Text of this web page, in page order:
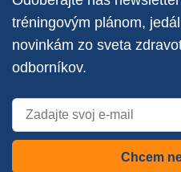
tréningovým plánom,
novinkám zo sveta
odborníkov.
Chcem